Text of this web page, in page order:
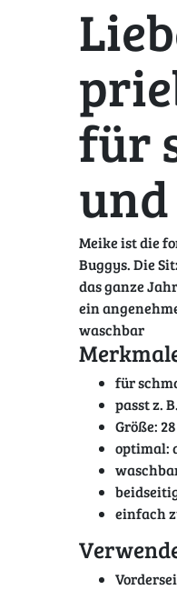
für
Meike ist die
Buggys. Die
das ganze
ein
waschbar
für
passt z.
Größe:
optimal:
einfach